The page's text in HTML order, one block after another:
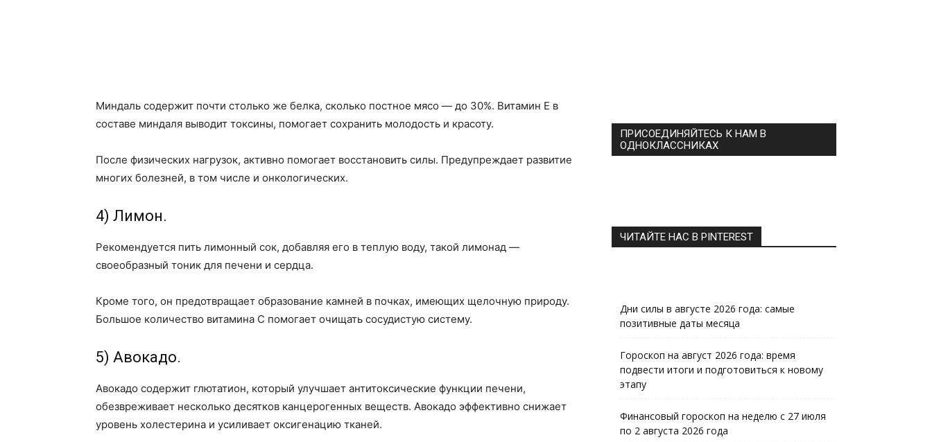
Миндаль содержит почти столько же белка, сколько постное мясо — до 30%. Витамин Е в
составе миндаля выводит токсины, помогает сохранить молодость и красоту.
После физических нагрузок, активно помогает восстановить силы. Предупреждает развитие
многих болезней, в том числе и онкологических.
4) Лимон.
Рекомендуется пить лимонный сок, добавляя его в теплую воду, такой лимонад —
своеобразный тоник для печени и сердца.
Кроме того, он предотвращает образование камней в почках, имеющих щелочную природу.
Большое количество витамина С помогает очищать сосудистую систему.
5) Авокадо.
Авокадо содержит глютатион, который улучшает антитоксические функции печени,
обезвреживает несколько десятков канцерогенных веществ. Авокадо эффективно снижает
уровень холестерина и усиливает оксигенацию тканей.
ПРИСОЕДИНЯЙТЕСЬ К НАМ В
ОДНОКЛАССНИКАХ
ЧИТАЙТЕ НАС В PINTEREST
Дни силы в августе 2026 года: самые
позитивные даты месяца
Гороскоп на август 2026 года: время
подвести итоги и подготовиться к новому
этапу
Финансовый гороскоп на неделю с 27 июля
по 2 августа 2026 года